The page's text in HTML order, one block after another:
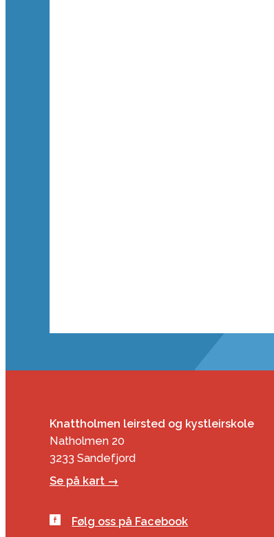
Knattholmen leirsted og kystleirskole
Natholmen 20
3233 Sandefjord
Se på kart →
Følg oss på Facebook